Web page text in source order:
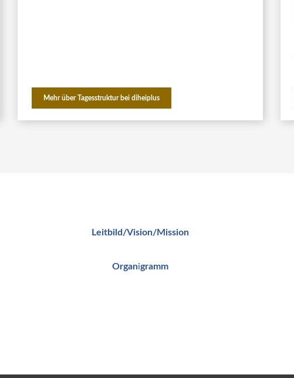
Mehr über Tagesstruktur bei diheiplus
Leitbild/Vision/Mission
Organigramm